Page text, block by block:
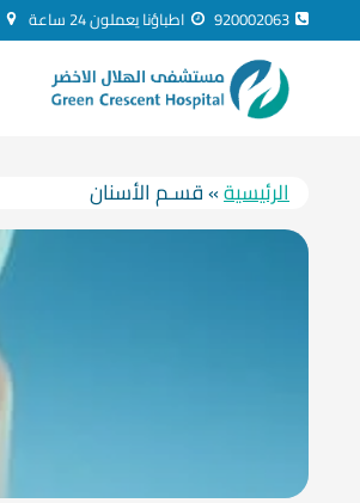
إلى
المحتوى
920002063 اطباؤنا يعملون 24 ساعة
الرئيسية»قسـم الأسنان